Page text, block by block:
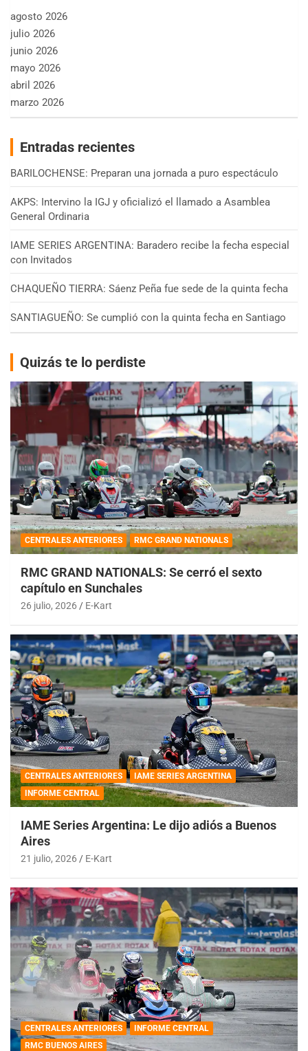
agosto 2026
julio 2026
junio 2026
mayo 2026
abril 2026
marzo 2026
Entradas recientes
BARILOCHENSE: Preparan una jornada a puro espectáculo
AKPS: Intervino la IGJ y oficializó el llamado a Asamblea
General Ordinaria
IAME SERIES ARGENTINA: Baradero recibe la fecha especial
con Invitados
CHAQUEÑO TIERRA: Sáenz Peña fue sede de la quinta fecha
SANTIAGUEÑO: Se cumplió con la quinta fecha en Santiago
Quizás te lo perdiste
CENTRALES ANTERIORES RMC GRAND NATIONALS
RMC GRAND NATIONALS: Se cerró el sexto
capítulo en Sunchales
26 julio, 2026 E-Kart
CENTRALES ANTERIORES
IAME SERIES ARGENTINA
INFORME CENTRAL
IAME Series Argentina: Le dijo adiós a Buenos
Aires
21 julio, 2026 E-Kart
CENTRALES ANTERIORES
INFORME CENTRAL
RMC BUENOS AIRES